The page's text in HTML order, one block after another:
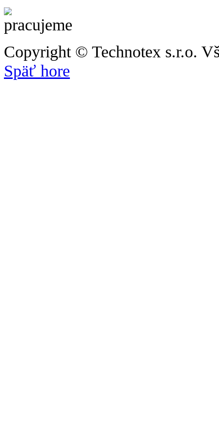
Copyright © Technotex s.r.o.
Späť hore